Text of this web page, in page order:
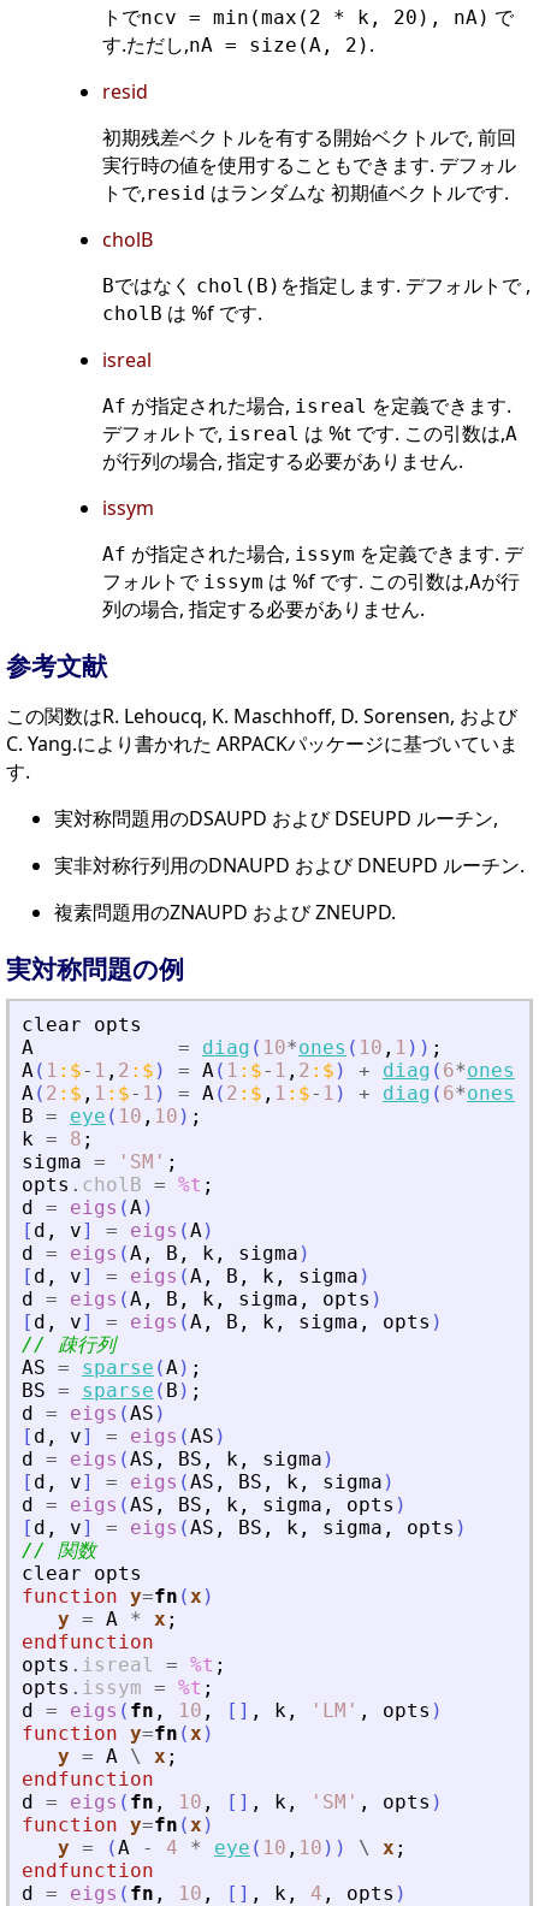
トでncv = min(max(2 * k, 20), nA) で
す.ただし,nA = size(A, 2) .
resid
初期残差ベクトルを有する開始ベクトルで, 前回
実行時の値を使用することもできます. デフォル
トで,resid はランダムな 初期値ベクトルです.
cholB
Bではなく chol(B) を指定します. デフォルトで ,
cholB は %f です.
isreal
Af が指定された場合, isreal を定義できます.
デフォルトで, isreal は %t です. この引数は,A
が行列の場合, 指定する必要がありません.
issym
Af が指定された場合, issym を定義できます. デ
フォルトで issym は %f です. この引数は,Aが行
列の場合, 指定する必要がありません.
参考文献
この関数はR. Lehoucq, K. Maschhoff, D. Sorensen, および
C. Yang.により書かれた ARPACKパッケージに基づいていま
す.
実対称問題用のDSAUPD および DSEUPD ルーチン,
実非対称行列用のDNAUPD および DNEUPD ルーチン.
複素問題用のZNAUPD および ZNEUPD.
実対称問題の例
clear
opts
A
= diag ( 10*ones ( 10 , 1 ) ) ;
A( 1 : $- 1 , 2 : $ ) = A( 1 : $- 1 , 2 : $ ) + diag ( 6*ones
A( 2 : $ , 1 : $- 1 ) = A( 2 : $ , 1 : $- 1 ) + diag ( 6*ones
B = eye ( 10 , 10 ) ;
k = 8 ;
sigma = ' SM ' ;
opts . cholB = %t ;
d = eigs (A)
[ d , v] = eigs (A)
d = eigs (A , B , k , sigma )
[ d , v] = eigs (A , B , k , sigma )
d = eigs (A , B , k , sigma , opts )
[ d , v] = eigs (A , B , k , sigma , opts )
// 疎行列
AS = sparse (A) ;
BS = sparse ( B ) ;
d = eigs (AS )
[ d , v] = eigs (AS )
d = eigs (AS , BS , k , sigma )
[ d , v] = eigs (AS , BS , k , sigma )
d = eigs (AS , BS , k , sigma , opts )
[ d , v] = eigs (AS , BS , k , sigma , opts )
// 関数
clear
opts
function y=fn (x )
y = A * x ;
endfunction
opts . isreal = %t ;
opts . issym = %t ;
d = eigs ( fn , 10 , [ ] , k , ' LM ' , opts )
function y=fn (x )
y = A \ x ;
endfunction
d = eigs ( fn , 10 , [ ] , k , ' SM ' , opts )
function y=fn (x )
y = (A - 4 * eye ( 10 , 10 ) ) \ x ;
endfunction
d = eigs ( fn , 10 , [ ] , k , 4 , opts )